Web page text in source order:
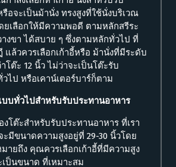
อจะเป็นม้านั่ง ทรงสูงที่ใช้นั่งบริเวณ
ยเลือกให้มีความพอดี ตามหลักสรีระ
งขา ได้สบาย ๆ ซึ่งตามหลักทั่วไป ที่
ล้วควรเลือกเก้าอี้หรือ ม้านั่งที่มีระดับ
โต๊ะ 12 นิ้ว ไม่ว่าจะเป็นโต๊ะรับ
ไป หรือเคาน์เตอร์บาร์ก็ตาม
บบทั่วไปสำหรับรับประทานอาหาร
โต๊ะสำหรับรับประทานอาหาร ที่เรา
มีขนาดความสูงอยู่ที่ 29-30 นิ้วโดย
ายถึง คุณควรเลือกเก้าอี้ที่มีความสูง
เป็นขนาด ที่เหมาะสม